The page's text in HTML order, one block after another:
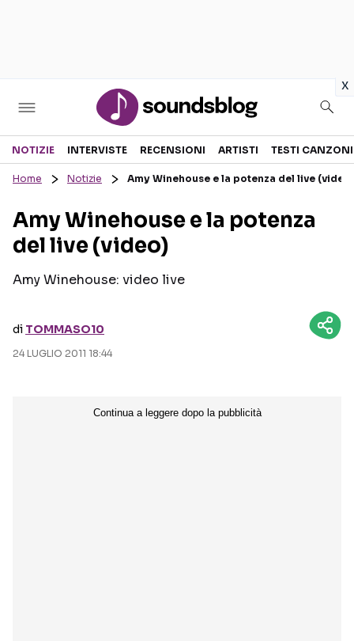
x
Sezioni
RECENSIONI MUSICALI
INTERVISTE
GOSSIP E CURIOSITÀ
TESTI CANZONI
NOTIZIE INTERVISTE RECENSIONI ARTISTI TESTI CANZONI
Home Notizie Amy Winehouse e la potenza del live (video)
Amy Winehouse e la potenza
del live (video)
Amy Winehouse: video live
di TOMMASO10
24 LUGLIO 2011 18:44